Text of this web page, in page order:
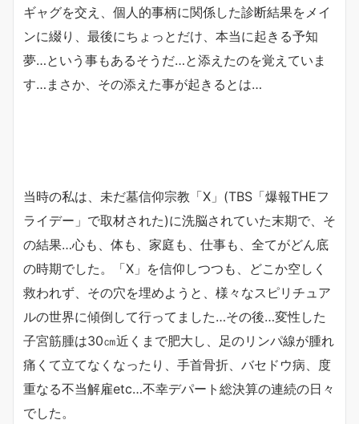
ギャグを交え、個人的事柄に関係した診断結果をメイ
ンに綴り、最後にちょっとだけ、本当に起きる予知
夢…という事もあるそうだ…と添えたのを覚えていま
す…まさか、その添えた事が起きるとは…
当時の私は、未だ墓信仰宗教「X」(TBS「爆報THEフ
ライデー」で取材された)に洗脳されていた末期で、そ
の結果…心も、体も、家庭も、仕事も、全てがどん底
の時期でした。「X」を信仰しつつも、どこか空しく
救われず、その穴を埋めようと、様々なスピリチュア
ルの世界に傾倒して行ってました…その後…変性した
子宮筋腫は30㎝近くまで肥大し、足のリンパ線が腫れ
痛くて立てなくなったり、手首骨折、バセドウ病、度
重なる不当解雇etc…不幸デパート総決算の連続の日々
でした。